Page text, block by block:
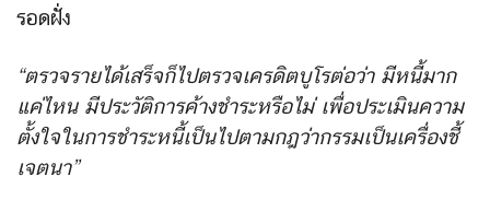
รอดฝั่ง
“​ตรวจรายได้เสร็จก็ไปตรวจเครดิตบูโร​ต่อว่า​ มีหนี้มาก
แค่ไหน​ มีประวัติการค้างชำระหรือไม่​ เพื่อประเมินความ
ตั้งใจในการชำระหนี้​เป็นไปตามกฎว่ากรรมเป็นเครื่องชี้
เจตนา”